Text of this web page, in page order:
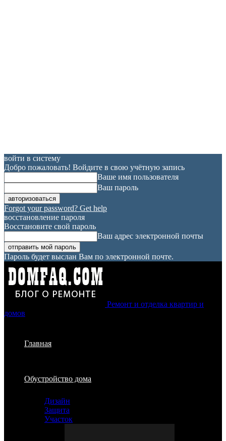
войти в систему
Добро пожаловать! Войдите в свою учётную запись
Ваше имя пользователя
Ваш пароль
Forgot your password? Get help
восстановление пароля
Восстановите свой пароль
Ваш адрес электронной почты
Пароль будет выслан Вам по электронной почте.
Ремонт и отделка квартир и
домов
Главная
Обустройство дома
Дизайн
Защита
Участок